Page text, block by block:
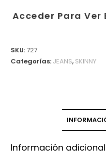
Acceder Para Ver
SKU:727
Categorías: JEANS, SKINNY
Información adicional